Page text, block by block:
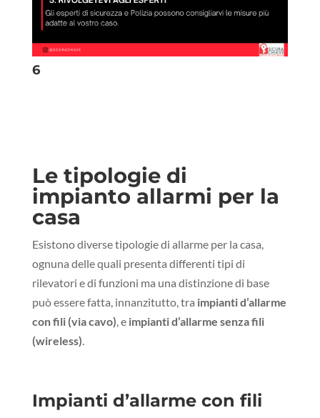
6
Le tipologie di
impianto allarmi per la
casa
Esistono diverse tipologie di allarme per la casa,
ognuna delle quali presenta differenti tipi di
rilevatori e di funzioni ma una distinzione di base
può essere fatta, innanzitutto, tra impianti d’allarme
con fili (via cavo), e impianti d’allarme senza fili
(wireless).
Impianti d’allarme con fili